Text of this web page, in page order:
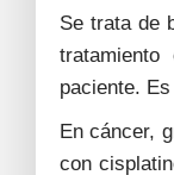
Se trata de
paciente.
En cáncer,
con